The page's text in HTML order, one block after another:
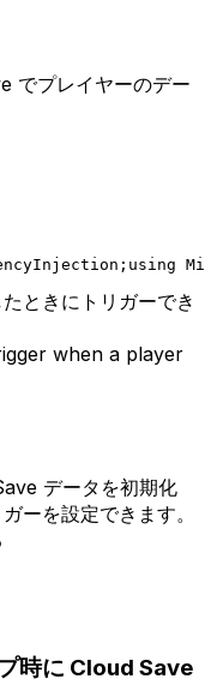
でプレイヤーのデー
using
ときにトリガーでき
when a player
データを初期化
ーを設定できます。
時に Cloud Save